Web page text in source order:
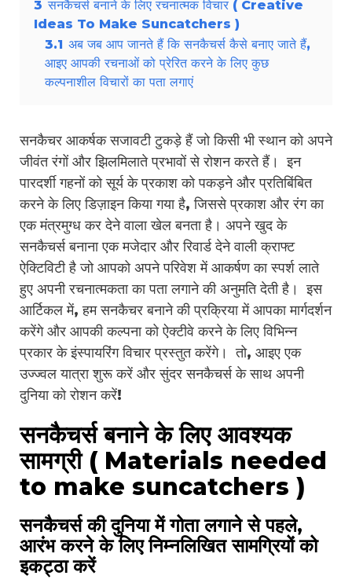
3 सनकैचर्स बनाने के लिए रचनात्मक विचार ( Creative
Ideas To Make Suncatchers )
3.1 अब जब आप जानते हैं कि सनकैचर्स कैसे बनाए जाते हैं,
आइए आपकी रचनाओं को प्रेरित करने के लिए कुछ
कल्पनाशील विचारों का पता लगाएं
सनकैचर आकर्षक सजावटी टुकड़े हैं जो किसी भी स्थान को अपने
जीवंत रंगों और झिलमिलाते प्रभावों से रोशन करते हैं। इन
पारदर्शी गहनों को सूर्य के प्रकाश को पकड़ने और प्रतिबिंबित
करने के लिए डिज़ाइन किया गया है, जिससे प्रकाश और रंग का
एक मंत्रमुग्ध कर देने वाला खेल बनता है। अपने खुद के
सनकैचर्स बनाना एक मजेदार और रिवार्ड देने वाली क्राफ्ट
ऐक्टिविटी है जो आपको अपने परिवेश में आकर्षण का स्पर्श लाते
हुए अपनी रचनात्मकता का पता लगाने की अनुमति देती है। इस
आर्टिकल में, हम सनकैचर बनाने की प्रक्रिया में आपका मार्गदर्शन
करेंगे और आपकी कल्पना को ऐक्टीवे करने के लिए विभिन्न
प्रकार के इंस्पायरिंग विचार प्रस्तुत करेंगे। तो, आइए एक
उज्ज्वल यात्रा शुरू करें और सुंदर सनकैचर्स के साथ अपनी
दुनिया को रोशन करें!
सनकैचर्स बनाने के लिए आवश्यक
सामग्री ( Materials needed
to make suncatchers )
सनकैचर्स की दुनिया में गोता लगाने से पहले,
आरंभ करने के लिए निम्नलिखित सामग्रियों को
इकट्ठा करें